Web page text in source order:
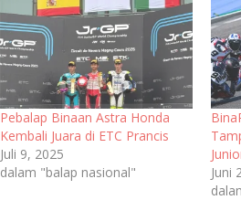
Pebalap Binaan Astra Honda
Kembali Juara di ETC Prancis
Juli 9, 2025
dalam "balap nasional"
Juni